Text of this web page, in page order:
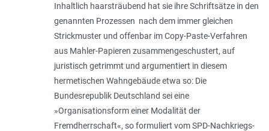
Inhaltlich haarsträubend hat sie ihre Schriftsätze in den
genannten Prozessen nach dem immer gleichen
Strickmuster und offenbar im Copy-Paste-Verfahren
aus Mahler-Papieren zusammengeschustert, auf
juristisch getrimmt und argumentiert in diesem
hermetischen Wahngebäude etwa so: Die
Bundesrepublik Deutschland sei eine
»Organisationsform einer Modalität der
Fremdherrschaft«, so formuliert vom SPD-Nachkriegs-